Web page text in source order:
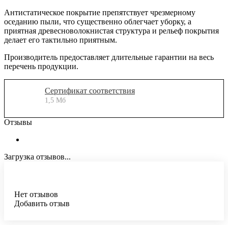
Антистатическое покрытие препятствует чрезмерному
оседанию пыли, что существенно облегчает уборку, а
приятная древесноволокнистая структура и рельеф покрытия
делает его тактильно приятным.
Производитель предоставляет длительные гарантии на весь
перечень продукции.
Сертификат соответствия
1,5 Мб
Отзывы
Загрузка отзывов...
Нет отзывов
Добавить отзыв